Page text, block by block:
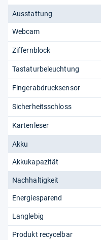
Ausstattung
Webcam
Ziffernblock
Tastaturbeleuchtung
Fingerabdrucksensor
Sicherheitsschloss
Kartenleser
Akku
Akkukapazität
Nachhaltigkeit
Energiesparend
Langlebig
Produkt recycelbar